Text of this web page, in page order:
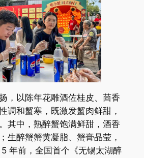
，以陈年花雕酒佐桂皮、茴香
调和蟹寒，既激发蟹肉鲜甜，
其中，熟醉蟹饱满鲜甜，酒香
生醉蟹蟹黄凝脂、蟹膏晶莹，
年前，全国首个《无锡太湖醉